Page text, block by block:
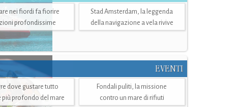
nei fiordi fa fiorire
profondissime
Stad Amsterdam, la leggenda
della navigazione a vela rivive
EVENTI
dove gustare tutto
più profondo del mare
Fondali puliti, la missione
contro un mare di rifiuti